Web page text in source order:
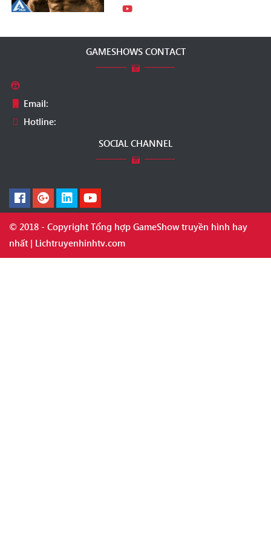
GAMESHOWS CONTACT
Email:
Hotline:
SOCIAL CHANNEL
© 2018 - Copyright Tổng hợp GameShow truyền hình hay
nhất | Lichtruyenhinhtv.com